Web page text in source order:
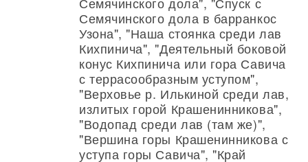
Семячинского дола в барранкос
Узона", "Наша стоянка среди лав
Кихпинича", "Деятельный боковой
конус Кихпинича или гора Савича
с террасообразным уступом",
"Верховье р. Илькиной среди лав,
излитых горой Крашенинникова",
"Водопад среди лав (там же)",
"Вершина горы Крашенинникова с
уступа горы Савича", "Край